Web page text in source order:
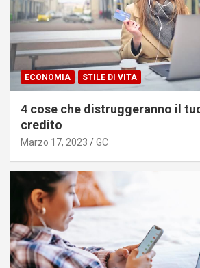
ECONOMIA STILE DI VITA
4 cose che distruggeranno il
credito
Marzo 17, 2023 GC